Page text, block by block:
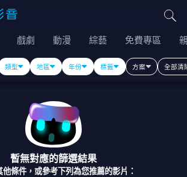
戲劇 動漫 綜藝 免費專區
類型 地區 年份 標籤 方案 全部清
暫無對應的篩選結果
他條件，或參考下列為您推薦的影片：